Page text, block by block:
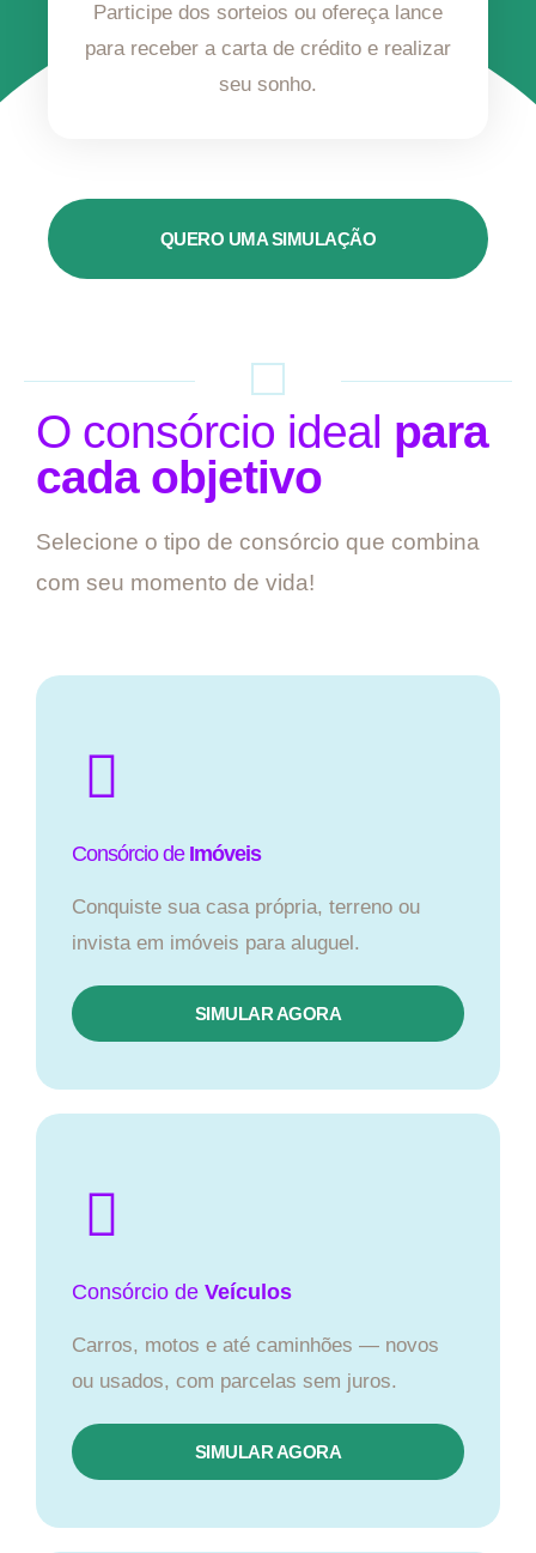
Participe dos sorteios ou ofereça lance
para receber a carta de crédito e realizar
seu sonho.
QUERO UMA SIMULAÇÃO
O consórcio ideal para
cada objetivo
Selecione o tipo de consórcio que combina
com seu momento de vida!
Consórcio de Imóveis
Conquiste sua casa própria, terreno ou
invista em imóveis para aluguel.
SIMULAR AGORA​
Consórcio de Veículos
Carros, motos e até caminhões — novos
ou usados, com parcelas sem juros.
SIMULAR AGORA